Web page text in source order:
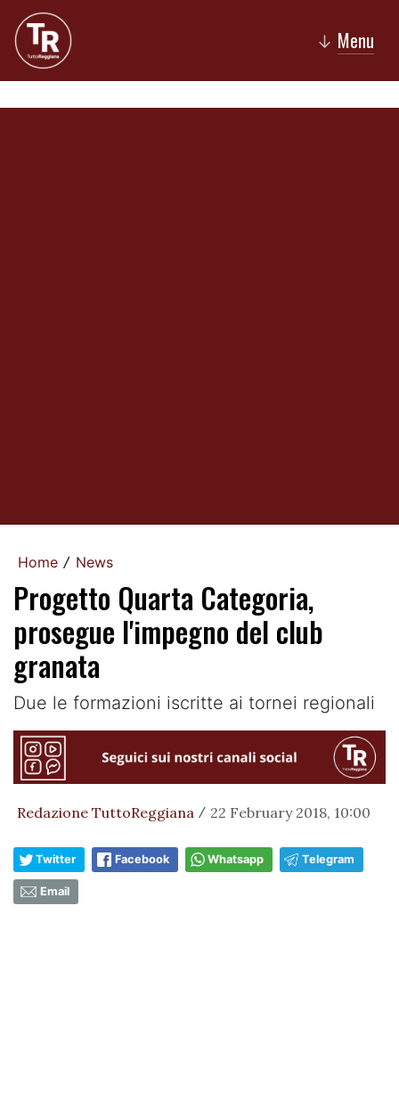
↓ Menu
Home / News
Progetto Quarta Categoria,
prosegue l'impegno del club
granata
Due le formazioni iscritte ai tornei regionali
Redazione TuttoReggiana / 22 February 2018, 10:00
Twitter Facebook Whatsapp Telegram
Email